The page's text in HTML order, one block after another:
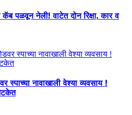
पळवून नेली! वाटेत दोन रिक्षा, कार व
स्पाच्या नावाखाली वेश्या व्यवसाय !